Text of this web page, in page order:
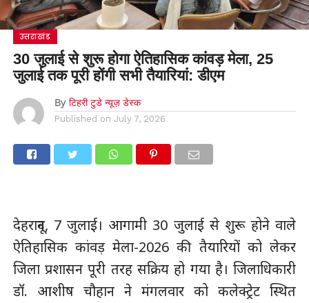
उत्तराखंड
30 जुलाई से शुरू होगा ऐतिहासिक कांवड़ मेला, 25
जुलाई तक पूरी होंगी सभी तैयारियां: डीएम
By टिहरी टुडे न्यूज़ डेस्क
Published on July 7, 2026
देहरादून, 7 जुलाई। आगामी 30 जुलाई से शुरू होने वाले
ऐतिहासिक कांवड़ मेला-2026 की तैयारियों को लेकर
जिला प्रशासन पूरी तरह सक्रिय हो गया है। जिलाधिकारी
डॉ. आशीष चौहान ने मंगलवार को कलेक्ट्रेट स्थित